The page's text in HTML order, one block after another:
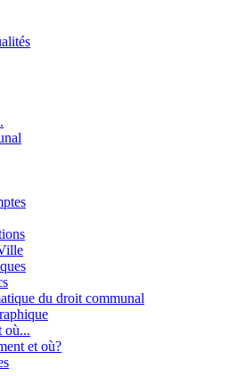
du droit communal
où...
et où?